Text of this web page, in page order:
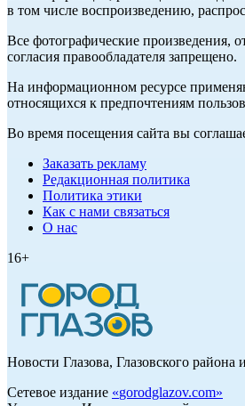
в том числе воспроизведению,
Все фотографические произведения,
согласия правообладателя запрещено.
На информационном ресурсе
относящихся к предпочтениям
Во время посещения сайта вы
Заказать рекламу
Редакционная политика
Политика этики
Как с нами связаться
О нас
16+
Новости Глазова, Глазовского района
Сетевое издание «gorodglazov.com»